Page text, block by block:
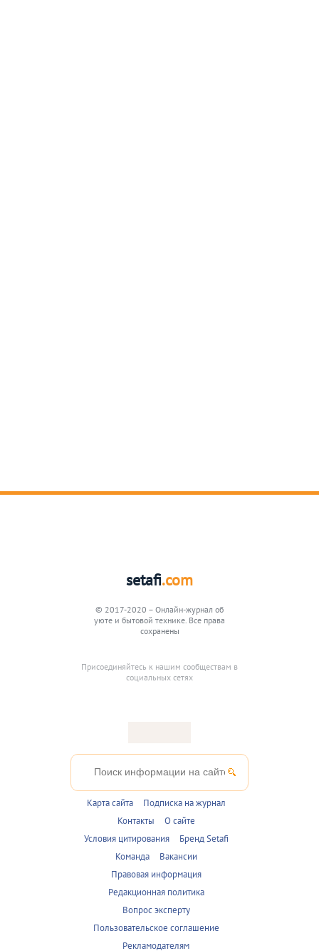
setafi.com
© 2017-2020 – Онлайн-журнал об
уюте и бытовой технике. Все права
сохранены
Присоединяйтесь к нашим сообществам в
социальных сетях
Карта сайта
Подписка на журнал
Контакты
О сайте
Условия цитирования
Бренд Setafi
Команда
Вакансии
Правовая информация
Редакционная политика
Вопрос эксперту
Пользовательское соглашение
Рекламодателям